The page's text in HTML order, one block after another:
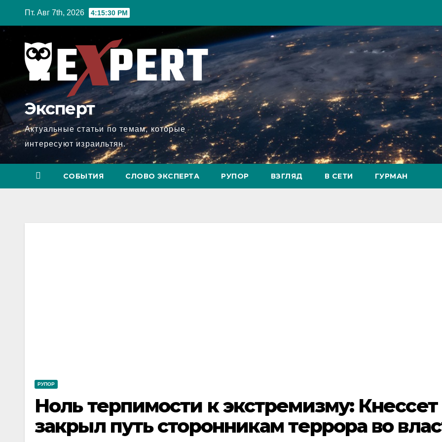
Пт. Авг 7th, 2026 4:15:31 PM
Эксперт
Актуальные статьи по темам, которые
интересуют израильтян.
СОБЫТИЯ СЛОВО ЭКСПЕРТА РУПОР ВЗГЛЯД В СЕТИ ГУРМАН
РУПОР
Ноль терпимости к экстремизму: Кнессет
закрыл путь сторонникам террора во